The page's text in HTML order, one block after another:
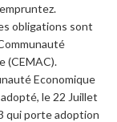
obligations sont
(CEMAC).
Economique
le 22 Juillet
qui porte adoption